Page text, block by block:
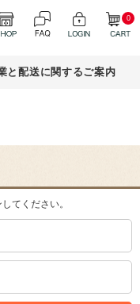
0
と配送に関するご案内
てください。